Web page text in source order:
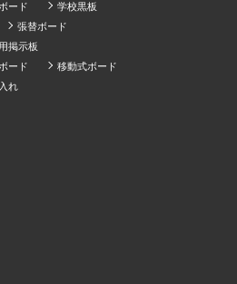
ード
学校黒板
張替ボード
掲示板
ード
移動式ボード
れ